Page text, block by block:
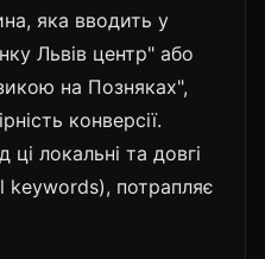
яка вводить у
Львів центр" або
на Позняках",
конверсії.
ці локальні та довгі
keywords), потрапляє